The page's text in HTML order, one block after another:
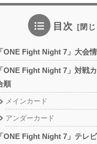
目次
「ONE Fight Night 7」大会
「ONE Fight Night 7」対戦
順
メインカード
アンダーカード
「ONE Fight Night 7」テレ